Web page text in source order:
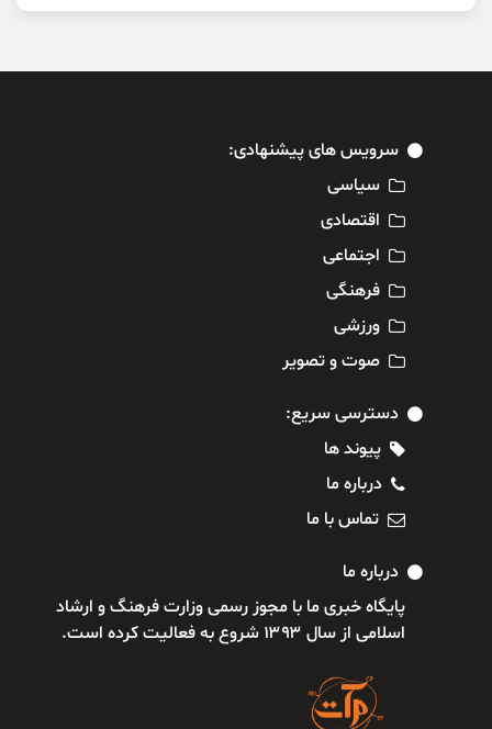
سرویس های پیشنهادی:
سیاسی
اقتصادی
اجتماعی
فرهنگی
ورزشی
صوت و تصویر
دسترسی سریع:
پیوند ها
درباره ما
تماس با ما
درباره ما
پایگاه خبری ما با مجوز رسمی وزارت فرهنگ و ارشاد
اسلامی از سال ۱۳۹۳ شروع به فعالیت کرده است.